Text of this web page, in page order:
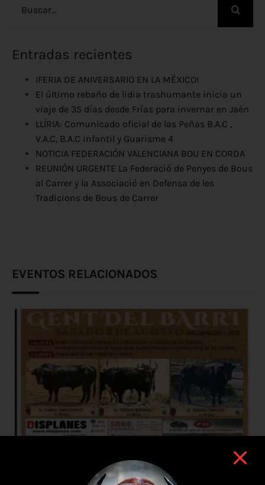
Entradas recientes
¡FERIA DE ANIVERSARIO EN LA MÉXICO!
El último rebaño de lidia trashumante inicia un
viaje de 35 días desde Frías para invernar en Jaén
LLÍRIA: Comunicado oficial de las Peñas B.A.C ,
V.A.C, B.A.C infantil y Guarisme 4
NOTICIA FEDERACIÓN VALENCIANA BOU EN CORDA
REUNIÓN URGENTE La Federació de Penyes de Bous
al Carrer y la Associació en Defensa de les
Tradicions de Bous de Carrer
EVENTOS RELACIONADOS